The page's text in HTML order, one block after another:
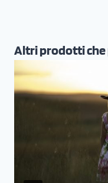
Altri prodotti